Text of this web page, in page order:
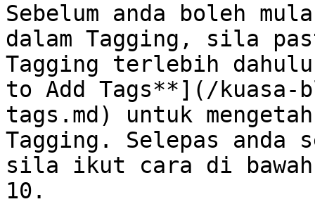
Sebelum anda boleh
dalam Tagging, sila
Tagging terlebih
to Add Tags**](/kuasa-
tags.md) untuk
Tagging. Selepas anda
sila ikut cara di bawah
10.